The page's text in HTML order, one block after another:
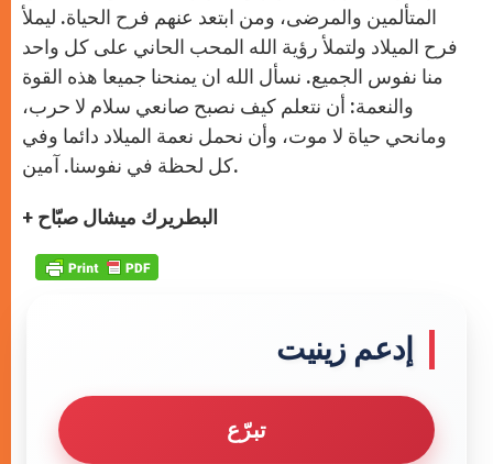
المتألمين والمرضى، ومن ابتعد عنهم فرح الحياة. ليملأ
فرح الميلاد ولتملأ رؤية الله المحب الحاني على كل واحد
منا نفوس الجميع. نسأل الله ان يمنحنا جميعا هذه القوة
والنعمة: أن نتعلم كيف نصبح صانعي سلام لا حرب،
ومانحي حياة لا موت، وأن نحمل نعمة الميلاد دائما وفي
كل لحظة في نفوسنا. آمين.
+ البطريرك ميشال صبّاح
إدعم زينيت
تبرّع